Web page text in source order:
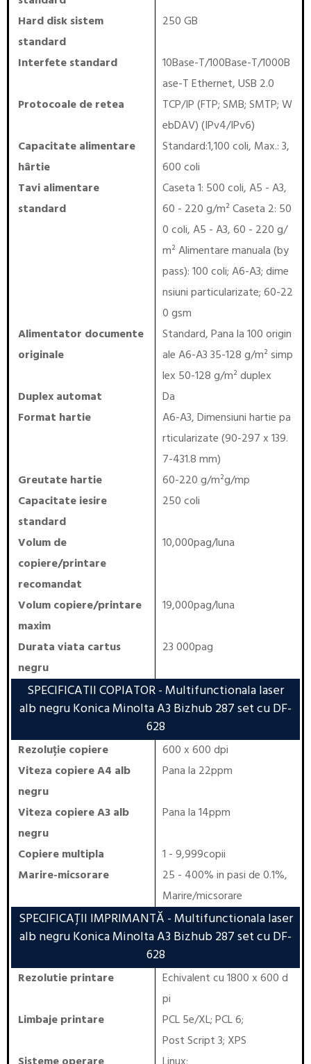
Hard disk sistem
standard
250 GB
Interfete standard
10Base-T/100Base-T/1000B
ase-T Ethernet, USB 2.0
Protocoale de retea
TCP/IP (FTP; SMB; SMTP; W
ebDAV) (IPv4/IPv6)
Capacitate alimentare
hârtie
Standard:1,100 coli, Max.: 3,
600 coli
Tavi alimentare
standard
Caseta 1: 500 coli, A5 - A3,
60 - 220 g/m² Caseta 2: 50
0 coli, A5 - A3, 60 - 220 g/
m² Alimentare manuala (by
pass): 100 coli; A6-A3; dime
nsiuni particularizate; 60-22
0 gsm
Alimentator documente
originale
Standard, Pana la 100 origin
ale A6-A3 35-128 g/m² simp
lex 50-128 g/m² duplex
Duplex automat
Da
Format hartie
A6-A3, Dimensiuni hartie pa
rticularizate (90-297 x 139.
7-431.8 mm)
Greutate hartie
60-220 g/m²g/mp
Capacitate iesire
standard
250 coli
Volum de
copiere/printare
recomandat
10,000pag/luna
Volum copiere/printare
maxim
19,000pag/luna
Durata viata cartus
negru
23 000pag
SPECIFICATII COPIATOR- Multifunctionala laser
alb negru Konica Minolta A3 Bizhub 287 set cu DF-
628
Rezoluție copiere
600 x 600 dpi
Viteza copiere A4 alb
negru
Pana la 22ppm
Viteza copiere A3 alb
negru
Pana la 14ppm
Copiere multipla
1 - 9,999copii
Marire-micsorare
25 - 400% in pasi de 0.1%,
Marire/micsorare
SPECIFICAȚII IMPRIMANTĂ - Multifunctionala laser
alb negru Konica Minolta A3 Bizhub 287 set cu DF-
628
Rezolutie printare
Echivalent cu 1800 x 600 d
pi
Limbaje printare
PCL 5e/XL;PCL 6;
Post Script 3; XPS